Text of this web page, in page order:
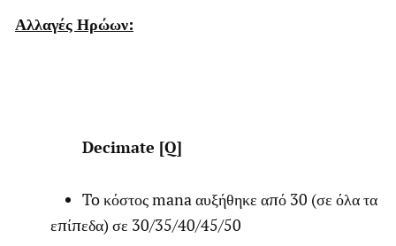
Αλλαγές Ηρώων:
Decimate [Q]
To κόστος mana αυξήθηκε από 30 (σε όλα τα
επίπεδα) σε 30/35/40/45/50